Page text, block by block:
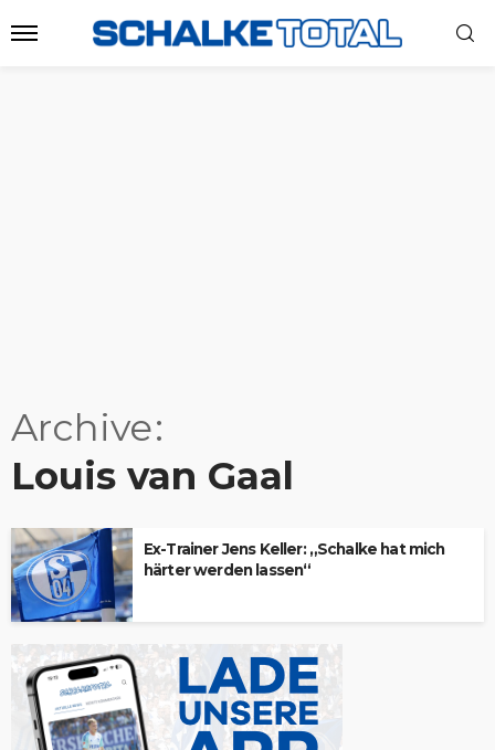
Archive
Louis van Gaal
Ex-Trainer Jens Keller: „Schalke hat mich
härter werden lassen“